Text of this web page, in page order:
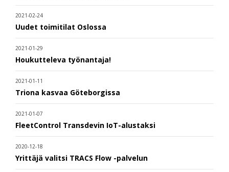
2021-02-24
Uudet toimitilat Oslossa
2021-01-29
Houkutteleva työnantaja!
2021-01-11
Triona kasvaa Göteborgissa
2021-01-07
FleetControl Transdevin IoT-alustaksi
2020-12-18
Yrittäjä valitsi TRACS Flow -palvelun